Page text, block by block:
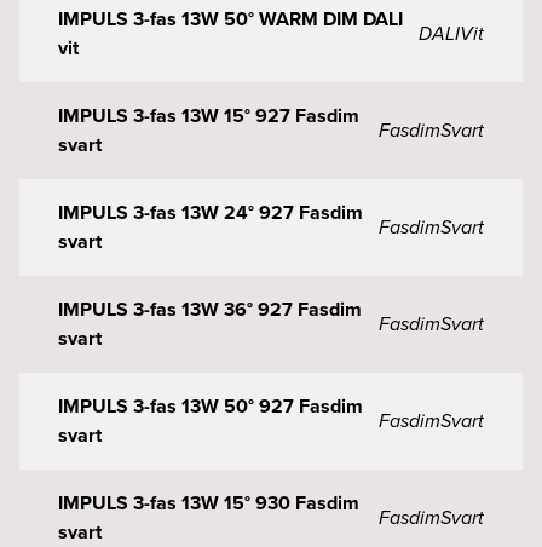
IMPULS 3-fas 13W 50° WARM DIM DALI
vit
DALIVit
IMPULS 3-fas 13W 15° 927 Fasdim
svart
FasdimSvart
IMPULS 3-fas 13W 24° 927 Fasdim
svart
FasdimSvart
IMPULS 3-fas 13W 36° 927 Fasdim
svart
FasdimSvart
IMPULS 3-fas 13W 50° 927 Fasdim
svart
FasdimSvart
IMPULS 3-fas 13W 15° 930 Fasdim
svart
FasdimSvart